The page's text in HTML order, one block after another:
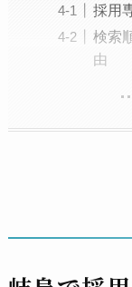
採用
検索
由